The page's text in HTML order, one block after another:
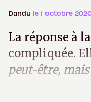
Dandu le 1 octobre
La réponse à
compliquée.
peut-être,